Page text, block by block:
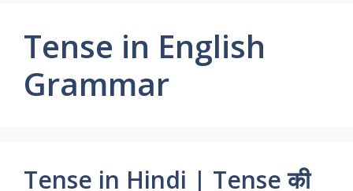
Tense in English
Grammar
Tense in Hindi | Tense की